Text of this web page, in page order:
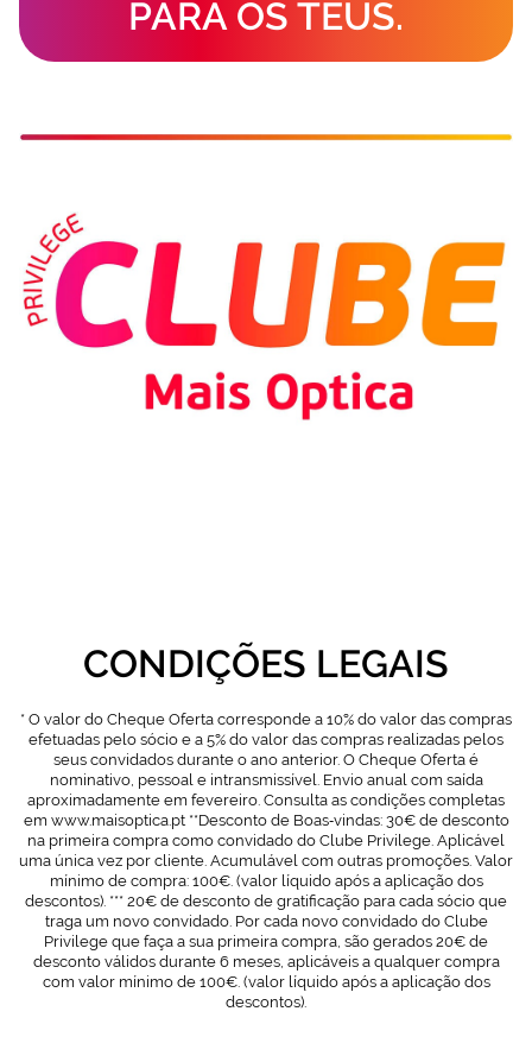
PARA OS TEUS.
CONDIÇÕES LEGAIS
* O valor do Cheque Oferta corresponde a 10% do valor das compras
efetuadas pelo sócio e a 5% do valor das compras realizadas pelos
seus convidados durante o ano anterior. O Cheque Oferta é
nominativo, pessoal e intransmissível. Envio anual com saída
aproximadamente em fevereiro. Consulta as condições completas
em www.maisoptica.pt **Desconto de Boas‑vindas: 30€ de desconto
na primeira compra como convidado do Clube Privilege. Aplicável
uma única vez por cliente. Acumulável com outras promoções. Valor
mínimo de compra: 100€. (valor líquido após a aplicação dos
descontos). *** 20€ de desconto de gratificação para cada sócio que
traga um novo convidado. Por cada novo convidado do Clube
Privilege que faça a sua primeira compra, são gerados 20€ de
desconto válidos durante 6 meses, aplicáveis a qualquer compra
com valor mínimo de 100€. (valor líquido após a aplicação dos
descontos).